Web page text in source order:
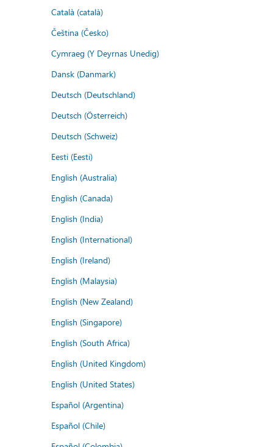
Català (català)
Čeština (Česko)
Cymraeg (Y Deyrnas Unedig)
Dansk (Danmark)
Deutsch (Deutschland)
Deutsch (Österreich)
Deutsch (Schweiz)
Eesti (Eesti)
English (Australia)
English (Canada)
English (India)
English (International)
English (Ireland)
English (Malaysia)
English (New Zealand)
English (Singapore)
English (South Africa)
English (United Kingdom)
English (United States)
Español (Argentina)
Español (Chile)